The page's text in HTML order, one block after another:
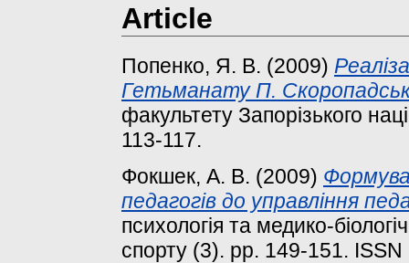
Article
Попенко, Я. В. (2009)
Гетьманату П.
факультету Запорізького
113-117.
Фокшек, А. В. (2009)
педагогів до управління
психологiя та медико-
спорту (3). pp. 149-151.